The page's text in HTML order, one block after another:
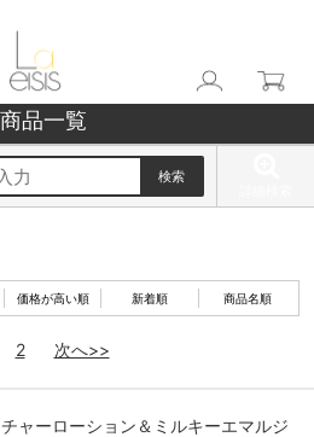
商品一覧
価格が高い順 新着順 商品名順
2 次へ>>
ャーローション＆ミルキーエマルジ